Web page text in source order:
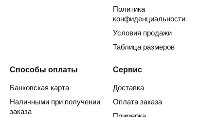
Политика
конфиденциальности
Условия продажи
Таблица размеров
Способы оплаты
Банковская карта
Наличными при получении
заказа
Сервис
Доставка
Оплата заказа